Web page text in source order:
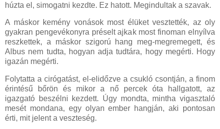
húzta el, simogatni kezdte. Ez hatott. Megindultak a szavak.
A máskor kemény vonások most élüket vesztették, az oly
gyakran pengevékonyra préselt ajkak most finoman elnyílva
reszkettek, a máskor szigorú hang meg-megremegett, és
Albus nem tudta, hogyan adja tudtára, hogy megérti. Hogy
igazán megérti.
Folytatta a cirógatást, el-elidőzve a csukló csontján, a finom
érintésű bőrön és mikor a nő percek óta hallgatott, az
igazgató beszélni kezdett. Úgy mondta, mintha vigasztaló
mesét mondana, egy olyan ember hangján, aki pontosan
érti, mit jelent a veszteség.